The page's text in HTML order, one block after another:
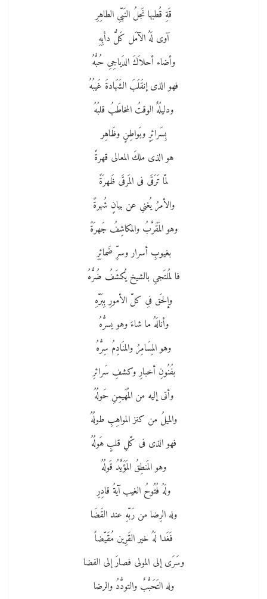
قَةِ قُطبها نَجلُ النَبّىِ الطاهِرِ
آوى لَهُ الآمَل كَلُّ دأبِهِ
وأضاء أحلاَكَ الدَياجِىِ حُبُّهُ
فهو الذى إنقَلَبَ الشَهَادةَ غَيبُهُ
ودليلُهٌ الوقتُ المخاطَبُ قلبُهُ
بِسَرائِرٍ وبَواطِنٍ وظَاهِر
هو الذى ملكَ المعالى قهرةً
لمّا تَرَقَى فى المَرقَى ظَهرَةً
والأمرُ يُغنىِ عن بيانٍ شُهرةً
وهو المَقَرَّبُ والمكاشِفُ جَهرَةً
بغيوبِ أسرار وسرِّ ضَمائِرِ
فا لمُلتَجىِ بالشيخ يُكشَفُ ضُرُّهُ
وإلحَق فىِ كلّ الأمورِ بِبَرّهِ
وأنالَهُ ما شاءَ وهو يسرُّهُ
وهو المِسَامِرُ والمنَادِمُ سِرُّهُ
بفُنُونِ أخبارِ وكشفِ سَرائرِ
وأتى إليه من المُهَيمِنِ حَولُهُ
والميلُ من كنز المواهِبِ طولُهُ
فهو الذى فى كّلِ قلبٍ هَولُهُ
وهو المَنطِقُ المَؤَيَّدُ قَولُهُ
ولَهُ فُتُوحُ الغيب آيةُ قادِرِ
وله الرِضا من رَبّهِ عند القَضَا
فَغَدا لَهُ خير القَرِين مُقَيّضاً
وسَرَى إلى المولى فصارَ إلى الفضا
وله التَحَبُّبٌ والتودُّدُ والرضا